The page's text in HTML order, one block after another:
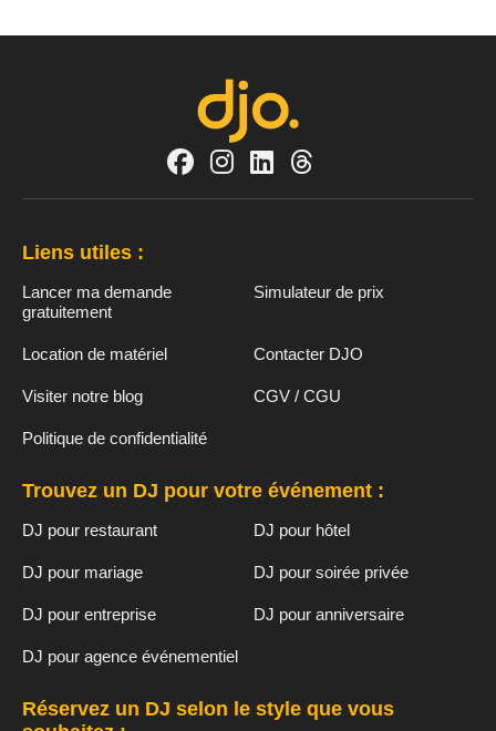
Liens utiles :
Lancer ma demande
gratuitement
Simulateur de prix
Location de matériel Contacter DJO
Visiter notre blog CGV / CGU
Politique de confidentialité
Trouvez un DJ pour votre événement :
DJ pour restaurant DJ pour hôtel
DJ pour mariage DJ pour soirée privée
DJ pour entreprise DJ pour anniversaire
DJ pour agence événementiel
Réservez un DJ selon le style que vous